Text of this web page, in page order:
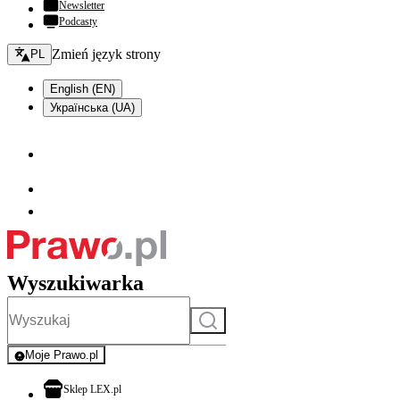
Newsletter
Podcasty
Zmień język - bieżący:
PL Zmień język strony
English (EN)
Українська (UA)
Wyszukiwarka
Szukaj
Moje Prawo.pl
- rejestracja i logowanie do serwisu
Sklep LEX.plotwiera się w nowej karcie